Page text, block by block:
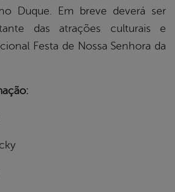
Duque. Em breve deverá ser
das atrações culturais e
Festa de Nossa Senhora da